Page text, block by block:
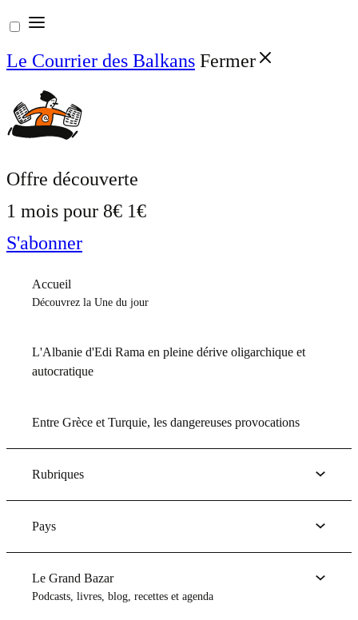
Aller
au
contenu
Le Courrier des Balkans Fermer
Offre découverte
1 mois pour 8€ 1€
S'abonner
Accueil
Découvrez la Une du jour
L'Albanie d'Edi Rama en pleine dérive oligarchique et
autocratique
Entre Grèce et Turquie, les dangereuses provocations
Rubriques
Pays
Le Grand Bazar
Podcasts, livres, blog, recettes et agenda